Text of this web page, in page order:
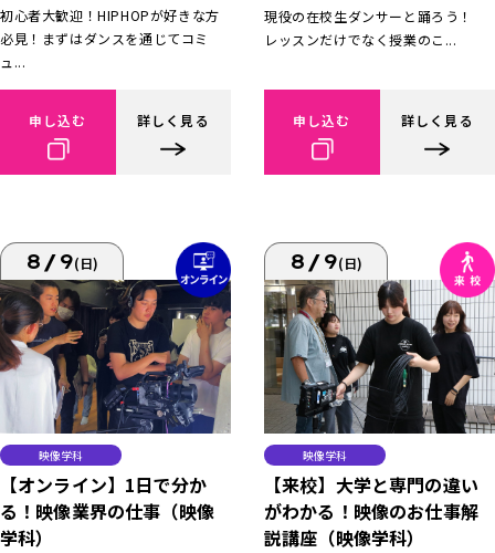
初心者大歓迎！HIPHOPが好きな方
必見！まずはダンスを通じてコミ
ュ...
申し込む 詳しく見る
現役の在校生ダンサーと踊ろう！
レッスンだけでなく授業のこ...
申し込む 詳しく見る
8/9(日)
映像学科
【オンライン】1日で分か
る！映像業界の仕事（映像
学科）
8/9(日)
映像学科
【来校】大学と専門の違い
がわかる！映像のお仕事解
説講座（映像学科）